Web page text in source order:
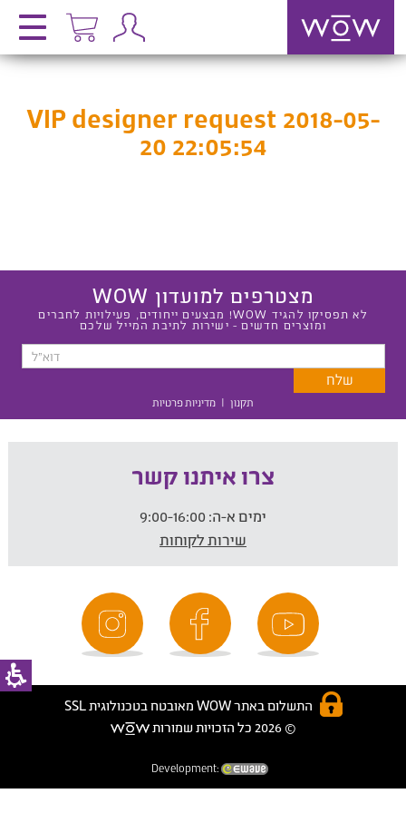
VIP designer request 2018-05-
20 22:05:54
מצטרפים למועדון WOW
לא תפסיקו להגיד WOW! מבצעים ייחודים, פעילויות לחברים
ומוצרים חדשים - ישירות לתיבת המייל שלכם
תקנון | מדיניות פרטיות
צרו איתנו קשר
ימים א-ה:
שירות לקוחות
התשלום באתר WOW מאובטח בטכנולוגית SSL
© 2026 כל הזכויות שמורות
Development: